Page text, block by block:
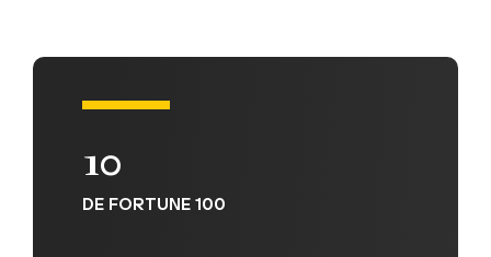
10
DE FORTUNE 100